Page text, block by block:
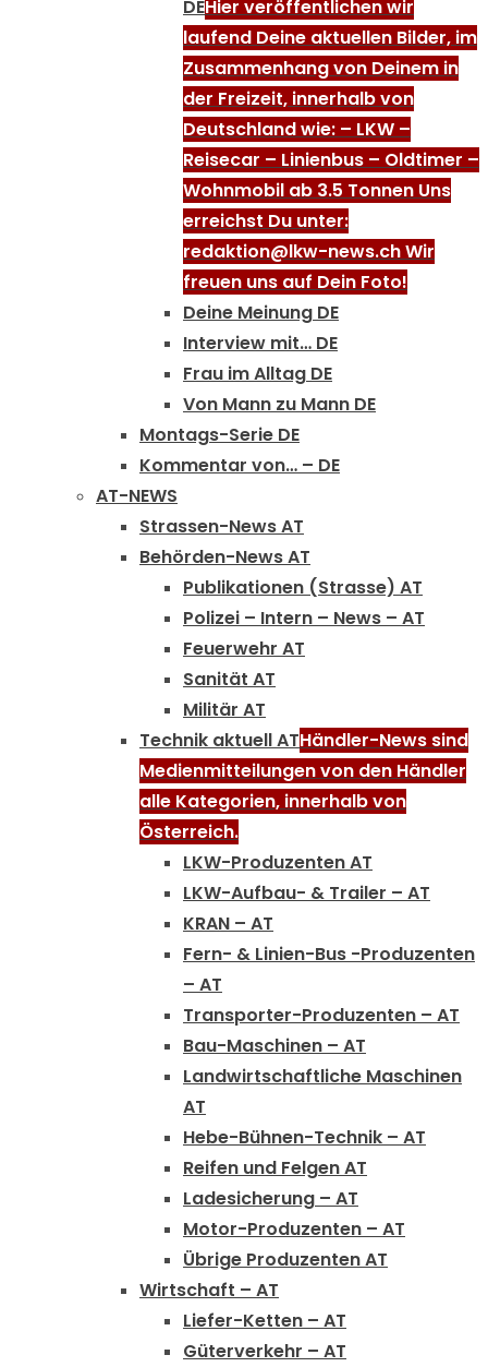
DEHier veröffentlichen wir
laufend Deine aktuellen Bilder, im
Zusammenhang von Deinem in
der Freizeit, innerhalb von
Deutschland wie: – LKW –
Reisecar – Linienbus – Oldtimer –
Wohnmobil ab 3.5 Tonnen Uns
erreichst Du unter:
redaktion@lkw-news.ch Wir
freuen uns auf Dein Foto!
Deine Meinung DE
Interview mit… DE
Frau im Alltag DE
Von Mann zu Mann DE
Montags-Serie DE
Kommentar von… – DE
AT-NEWS
Strassen-News AT
Behörden-News AT
Publikationen (Strasse) AT
Polizei – Intern – News – AT
Feuerwehr AT
Sanität AT
Militär AT
Technik aktuell ATHändler-News sind
Medienmitteilungen von den Händler
alle Kategorien, innerhalb von
Österreich.
LKW-Produzenten AT
LKW-Aufbau- & Trailer – AT
KRAN – AT
Fern- & Linien-Bus -Produzenten
– AT
Transporter-Produzenten – AT
Bau-Maschinen – AT
Landwirtschaftliche Maschinen
AT
Hebe-Bühnen-Technik – AT
Reifen und Felgen AT
Ladesicherung – AT
Motor-Produzenten – AT
Übrige Produzenten AT
Wirtschaft – AT
Liefer-Ketten – AT
Güterverkehr – AT